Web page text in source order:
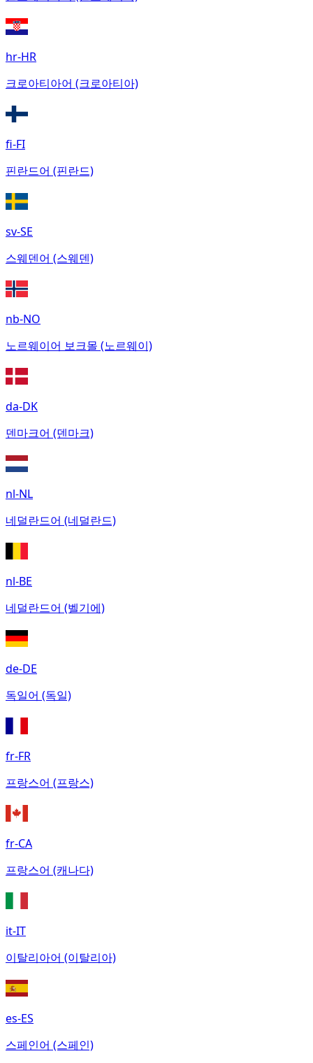
hr-HR
크로아티아어 (크로아티아)
fi-FI
핀란드어 (핀란드)
sv-SE
스웨덴어 (스웨덴)
nb-NO
노르웨이어 보크몰 (노르웨이)
da-DK
덴마크어 (덴마크)
nl-NL
네덜란드어 (네덜란드)
nl-BE
네덜란드어 (벨기에)
de-DE
독일어 (독일)
fr-FR
프랑스어 (프랑스)
fr-CA
프랑스어 (캐나다)
it-IT
이탈리아어 (이탈리아)
es-ES
스페인어 (스페인)